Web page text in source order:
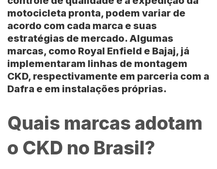
motocicleta pronta, podem variar de
acordo com cada marca e suas
estratégias de mercado. Algumas
marcas, como Royal Enfield e Bajaj, já
implementaram linhas de montagem
CKD, respectivamente em parceria com a
Dafra e em instalações próprias.
Quais marcas adotam
o CKD no Brasil?